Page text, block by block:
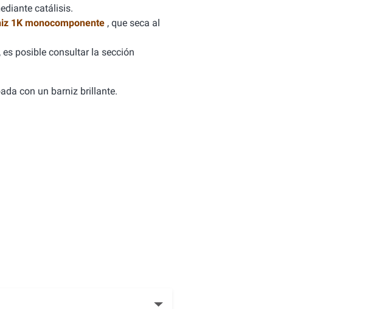
catálisis.
1K monocomponente , que seca al
posible consultar la sección
con un barniz brillante.